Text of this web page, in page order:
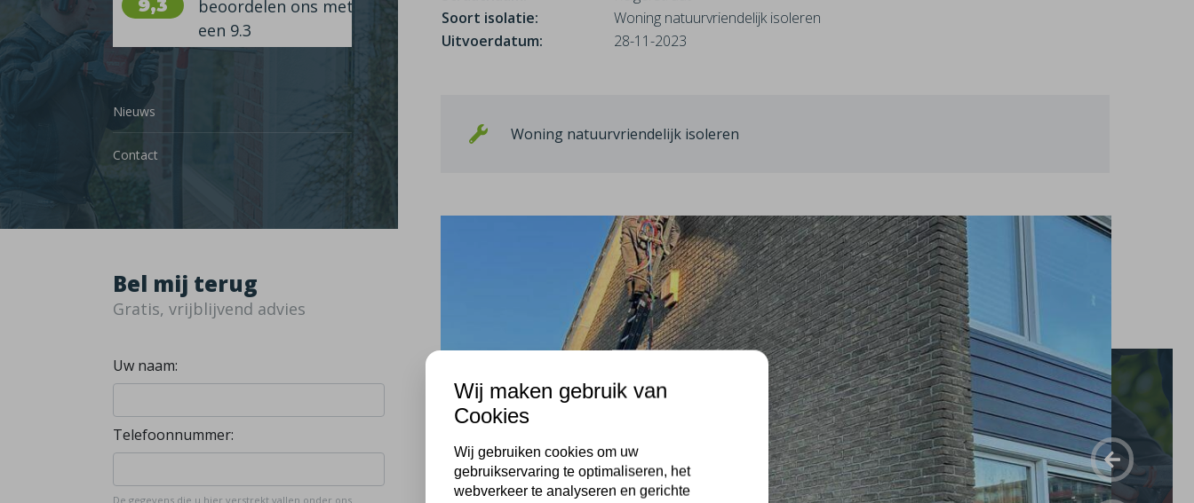
9,3
beoordelen ons met
een 9.3
Nieuws
Contact
Bel mij terug
Gratis, vrijblijvend advies
Uw naam:
Telefoonnummer:
De gegevens die u hier verstrekt vallen onder ons
Soort isolatie:
Woning natuurvriendelijk isoleren
Uitvoerdatum:
28-11-2023
Woning natuurvriendelijk isoleren
Wij maken gebruik van
Cookies
Wij gebruiken cookies om uw
gebruikservaring te optimaliseren, het
webverkeer te analyseren en gerichte